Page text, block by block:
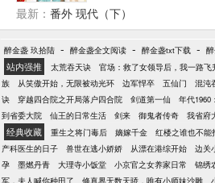
色起意，后来是为色所迷
面是朕不知道的？ 姜昕
Ps:女主一心搞事业，只
生，吹拿唱打样样精通
不重女色，更爱江山，
的嫔妃手里。
最新： 番外 现代（下）
醉金盏 玖拾陆 - 醉金盏全文阅读 - 醉金盏txt下载 -
站内强推 太荒吞天诀 官场：救了女领导后，我一路飞
族
从笑傲开始，无限被动光环 边军悍卒 五仙门 混沌
诀
穿越四合院之开局落户四合院 剑道第一仙 年代1960
到省委大院
仙王的日常生活 剑来 御鬼者传奇 我省府
经典收藏 重生之将门毒后 嫡嫁千金 红楼之谁也不能
产科医生的日子
兽世在逃小娇娇 从漂在港综开始 边关
孕
墨燃丹青 大理寺小饭堂 小京官之女养家日常 锦绣
军，夫人喊你种田了
修真界无数天骄，唯有小师妹沙雕